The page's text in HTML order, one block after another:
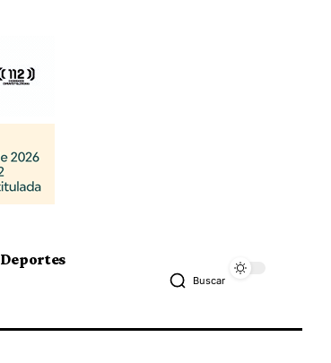
Deportes
Buscar